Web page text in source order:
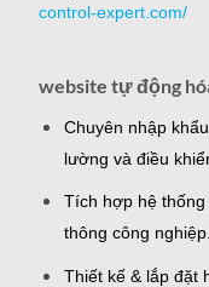
control-expert.com/
website tự động
Chuyên nhập
lường và điều
Tích hợp hệ
thông công nghiệp.
Thiết kế & lắp đặt